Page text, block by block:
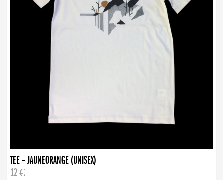
TEE – JAUNEORANGE (UNISEX)
12 €